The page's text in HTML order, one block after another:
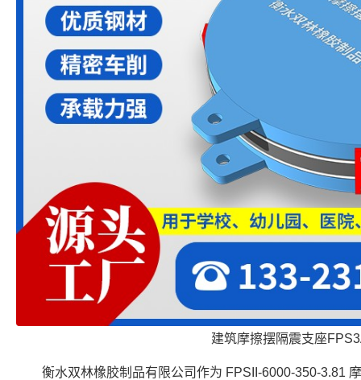
建筑摩擦摆隔震支座
衡水双林橡胶制品有限公司作为 FPSII-6000-350-3.81